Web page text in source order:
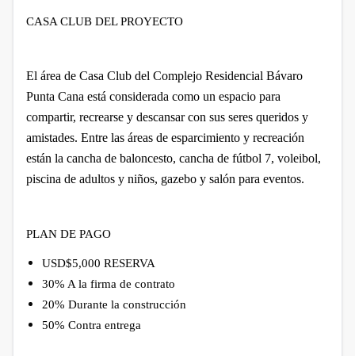
CASA CLUB DEL PROYECTO
El área de Casa Club del Complejo Residencial Bávaro
Punta Cana está considerada como un espacio para
compartir, recrearse y descansar con sus seres queridos y
amistades. Entre las áreas de esparcimiento y recreación
están la cancha de baloncesto, cancha de fútbol 7, voleibol,
piscina de adultos y niños, gazebo y salón para eventos.
PLAN DE PAGO
USD$5,000 RESERVA
30% A la firma de contrato
20% Durante la construcción
50% Contra entrega